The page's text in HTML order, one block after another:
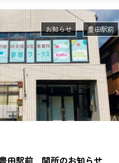
田駅前 開所のお知らせ
お知らせ 豊田駅前